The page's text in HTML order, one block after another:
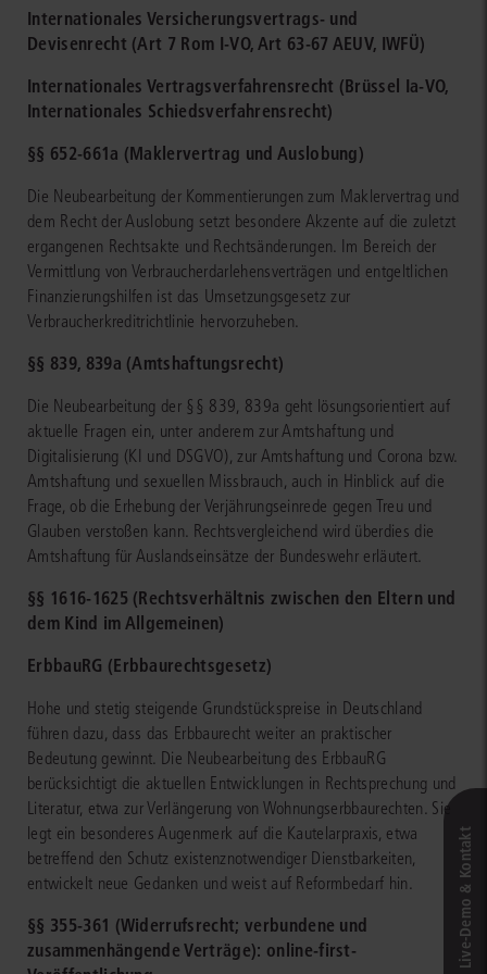
Internationales Versicherungsvertrags- und
Devisenrecht (Art 7 Rom I-VO, Art 63-67 AEUV, IWFÜ)
Internationales Vertragsverfahrensrecht (Brüssel Ia-VO,
Internationales Schiedsverfahrensrecht)
§§ 652-661a (Maklervertrag und Auslobung)
Die Neubearbeitung der Kommentierungen zum Maklervertrag und
dem Recht der Auslobung setzt besondere Akzente auf die zuletzt
ergangenen Rechtsakte und Rechtsänderungen. Im Bereich der
Vermittlung von Verbraucherdarlehensverträgen und entgeltlichen
Finanzierungshilfen ist das Umsetzungsgesetz zur
Verbraucherkreditrichtlinie hervorzuheben.
§§ 839, 839a (Amtshaftungsrecht)
Die Neubearbeitung der §§ 839, 839a geht lösungsorientiert auf
aktuelle Fragen ein, unter anderem zur Amtshaftung und
Digitalisierung (KI und DSGVO), zur Amtshaftung und Corona bzw.
Amtshaftung und sexuellen Missbrauch, auch in Hinblick auf die
Frage, ob die Erhebung der Verjährungseinrede gegen Treu und
Glauben verstoßen kann. Rechtsvergleichend wird überdies die
Amtshaftung für Auslandseinsätze der Bundeswehr erläutert.
§§ 1616-1625 (Rechtsverhältnis zwischen den Eltern und
dem Kind im Allgemeinen)
ErbbauRG (Erbbaurechtsgesetz)
Hohe und stetig steigende Grundstückspreise in Deutschland
führen dazu, dass das Erbbaurecht weiter an praktischer
Bedeutung gewinnt. Die Neubearbeitung des ErbbauRG
berücksichtigt die aktuellen Entwicklungen in Rechtsprechung und
Literatur, etwa zur Verlängerung von Wohnungserbbaurechten. Sie
legt ein besonderes Augenmerk auf die Kautelarpraxis, etwa
betreffend den Schutz existenznotwendiger Dienstbarkeiten,
entwickelt neue Gedanken und weist auf Reformbedarf hin.
§§ 355-361 (Widerrufsrecht; verbundene und
zusammenhängende Verträge): online-first-
Live‑Demo & Kontakt